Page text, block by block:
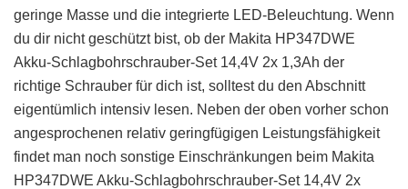
geringe Masse und die integrierte LED-Beleuchtung. Wenn
du dir nicht geschützt bist, ob der Makita HP347DWE
Akku-Schlagbohrschrauber-Set 14,4V 2x 1,3Ah der
richtige Schrauber für dich ist, solltest du den Abschnitt
eigentümlich intensiv lesen. Neben der oben vorher schon
angesprochenen relativ geringfügigen Leistungsfähigkeit
findet man noch sonstige Einschränkungen beim Makita
HP347DWE Akku-Schlagbohrschrauber-Set 14,4V 2x